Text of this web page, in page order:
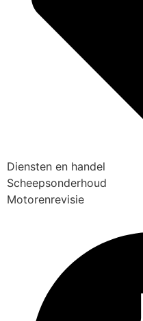
Diensten en handel
Scheepsonderhoud
Motorenrevisie